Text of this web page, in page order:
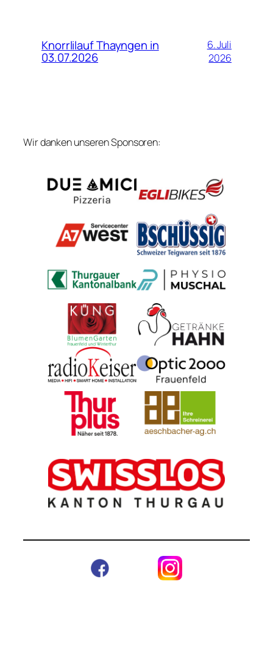
Knorrlilauf Thayngen in
03.07.2026
6. Juli
2026
Wir danken unseren Sponsoren: